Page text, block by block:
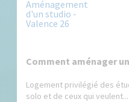
Comment aménager
Logement privilégié des
solo et de ceux qui veulent...